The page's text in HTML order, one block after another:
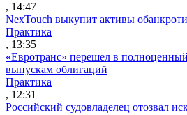
, 14:47
NexTouch выкупит активы
Практика
, 13:35
«Евротранс» перешел в
выпускам облигаций
Практика
, 12:31
Российский судовладелец отозвал